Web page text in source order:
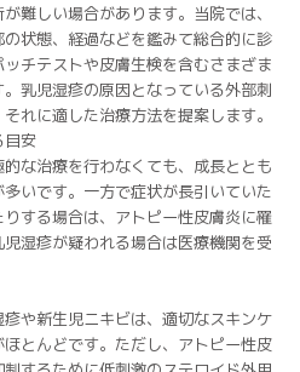
難しい場合があります。当院では、
状態、経過などを鑑みて総合的に診
チテストや皮膚生検を含むさまざま
乳児湿疹の原因となっている外部刺
れに適した治療方法を提案します。
目安
な治療を行わなくても、成長ととも
いです。一方で症状が長引いていた
する場合は、アトピー性皮膚炎に罹
湿疹が疑われる場合は医療機関を受
や新生児ニキビは、適切なスキンケ
とんどです。ただし、アトピー性皮